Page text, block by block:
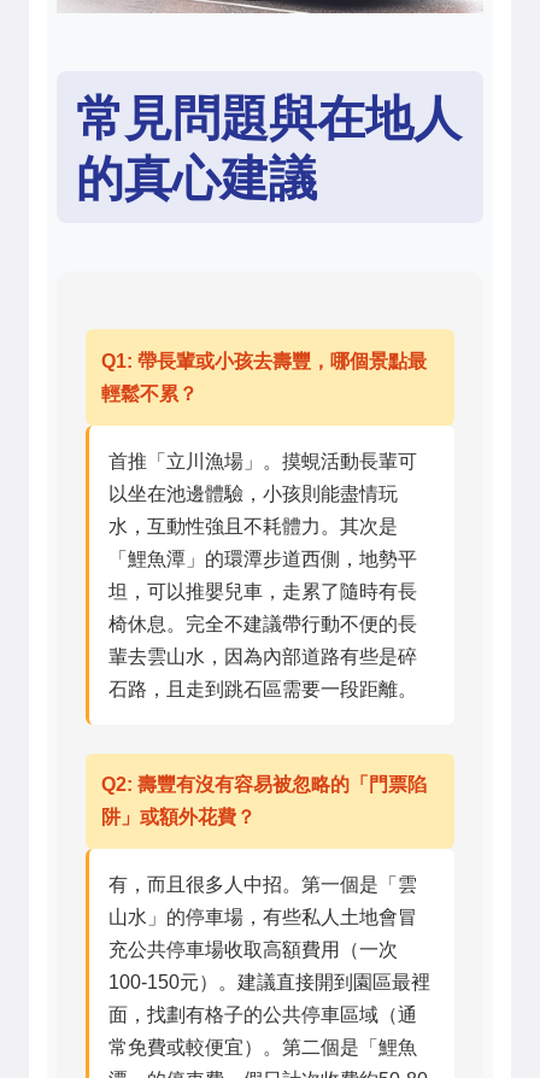
常見問題與在地人
的真心建議
Q1: 帶長輩或小孩去壽豐，哪個景點最
輕鬆不累？
首推「立川漁場」。摸蜆活動長輩可
以坐在池邊體驗，小孩則能盡情玩
水，互動性強且不耗體力。其次是
「鯉魚潭」的環潭步道西側，地勢平
坦，可以推嬰兒車，走累了隨時有長
椅休息。完全不建議帶行動不便的長
輩去雲山水，因為內部道路有些是碎
石路，且走到跳石區需要一段距離。
Q2: 壽豐有沒有容易被忽略的「門票陷
阱」或額外花費？
有，而且很多人中招。第一個是「雲
山水」的停車場，有些私人土地會冒
充公共停車場收取高額費用（一次
100-150元）。建議直接開到園區最裡
面，找劃有格子的公共停車區域（通
常免費或較便宜）。第二個是「鯉魚